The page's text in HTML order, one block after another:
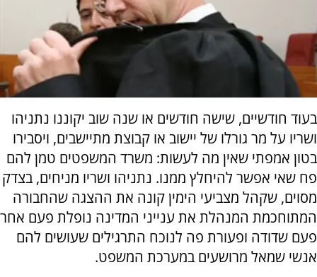
בעוד חודשיים, שישה חודשים או שנה שוב יקוננו נתניהו
ושריו על מר גורלו של יישוב או קבוצת מתיישבים, ויסבירו
בטון אמפתי שאין מה לעשות: משרד המשפטים טמן להם
פח שאי אפשר להיחלץ ממנו. נתניהו ושריו מניחים, בצדק
מסוים, שקהל מצביעי הימין קונה את ההצגה שהחבורה
המתוחכמת המנהלת את ענייני המדינה נופלת פעם אחר
פעם שדודה ופעורת פה לנוכח התרגילים שעושים להם
אנשי שמאל מרושעים במערכת המשפט.